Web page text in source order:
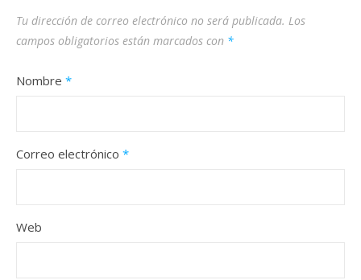
Tu dirección de correo electrónico no será publicada. Los
campos obligatorios están marcados con *
Nombre *
Correo electrónico *
Web